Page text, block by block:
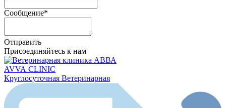
Сообщение*
Отправить
Присоединяйтесь к нам
AVVA CLINIC
Круглосуточная Ветеринарная